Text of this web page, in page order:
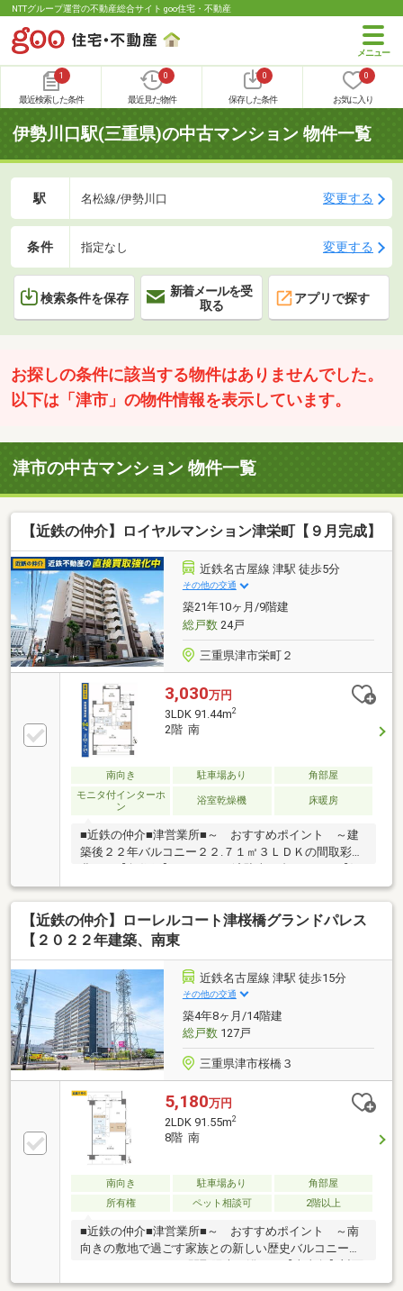
NTTグループ運営の不動産総合サイト goo住宅・不動産
1
最近検索した条件
0
最近見た物件
0
保存した条件
0
お気に入り
伊勢川口駅(三重県)の中古マンション 物件一覧
駅 名松線/伊勢川口 変更する
条件 指定なし 変更する
検索条件を保存
新着メールを受
取る
アプリで探す
お探しの条件に該当する物件はありませんでした。
以下は「津市」の物件情報を表示しています。
津市の中古マンション 物件一覧
【近鉄の仲介】ロイヤルマンション津栄町【９月完成】
近鉄名古屋線 津駅 徒歩5分
その他の交通
築21年10ヶ月/9階建
総戸数24戸
三重県津市栄町２
3,030万円
3LDK 91.44m2
2階 南
南向き 駐車場あり
角部屋
モニタ付インターホ
ン
浴室乾燥機 床暖房
■近鉄の仲介■津営業所■～ おすすめポイント ～建
築後２２年バルコニー２２.７１㎡３ＬＤＫの間取彩光
豊かな【角住戸】リフォーム済駐車１台可ペット【飼
育可】（管理規約に準ずる）■近鉄の仲介■津営業所■
駅前の利便と静謐が調和する角住戸、広々バルコニー
が家族の朝を広げる。 3LDK・リフォーム済の室内が
週末の食卓や学びの時間を上質に彩る。 駐車1台可、
【近鉄の仲介】ローレルコート津桜橋グランドパレス
【２０２２年建築、南東
近鉄名古屋線 津駅 徒歩15分
その他の交通
築4年8ヶ月/14階建
総戸数127戸
三重県津市桜橋３
5,180万円
2LDK 91.55m2
8階 南
南向き 駐車場あり
角部屋
所有権
ペット相談可 2階以上
■近鉄の仲介■津営業所■～ おすすめポイント ～南
向きの敷地で過ごす家族との新しい歴史バルコニー１
７.８５㎡２ＬＤＫの間取陽光を浴びる【南東角】対面
式キッチン駐車１台可■近鉄の仲介■津営業所■南東の